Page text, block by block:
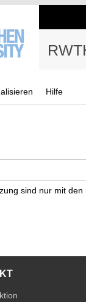
Hilfe
sind nur mit